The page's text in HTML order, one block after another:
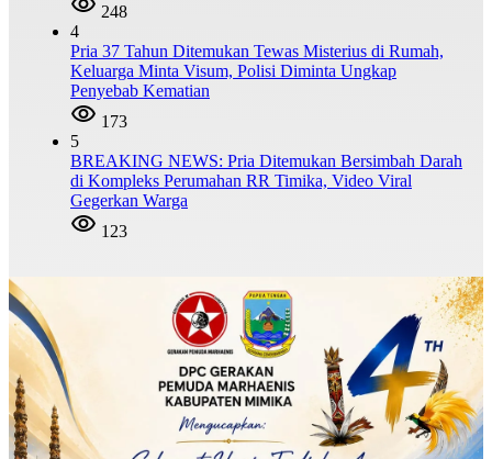
248
4
Pria 37 Tahun Ditemukan Tewas Misterius di Rumah,
Keluarga Minta Visum, Polisi Diminta Ungkap
Penyebab Kematian
173
5
BREAKING NEWS: Pria Ditemukan Bersimbah Darah
di Kompleks Perumahan RR Timika, Video Viral
Gegerkan Warga
123